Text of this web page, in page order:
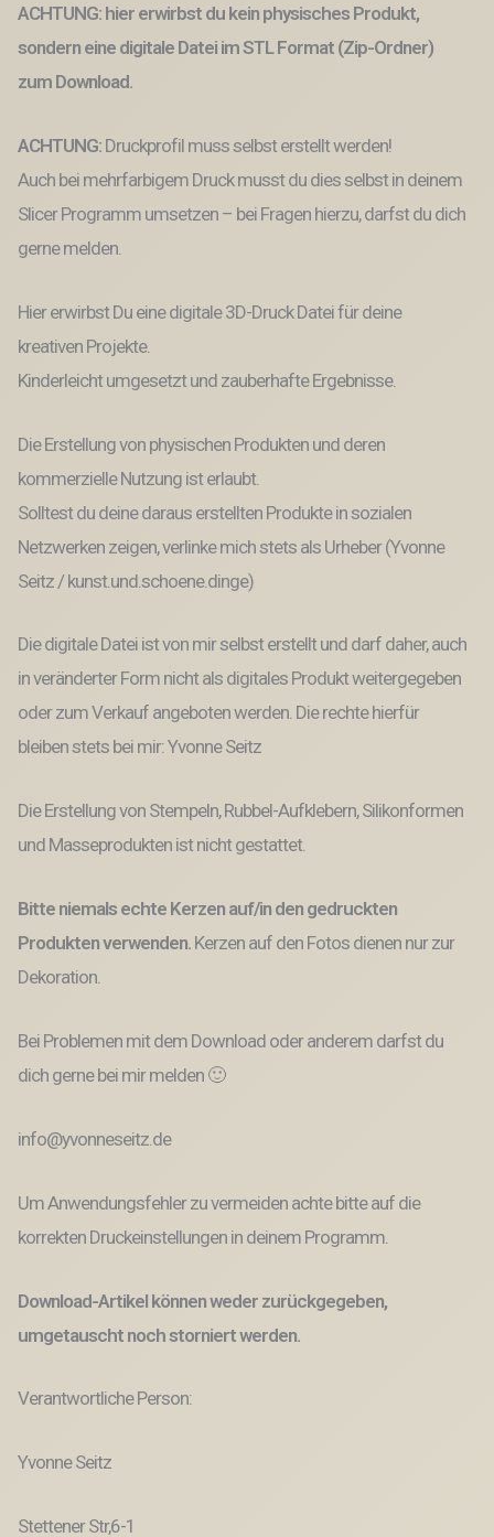
Segelboot
Flaschenpost
3D-
Menge
ACHTUNG: hier erwirbst du kein physisches Produkt,
sondern eine digitale Datei im STL Format (Zip-Ordner)
zum Download.
ACHTUNG: Druckprofil muss selbst erstellt werden!
Auch bei mehrfarbigem Druck musst du dies selbst in deinem
Slicer Programm umsetzen – bei Fragen hierzu, darfst du dich
gerne melden.
Hier erwirbst Du eine digitale 3D-Druck Datei für deine
kreativen Projekte.
Kinderleicht umgesetzt und zauberhafte Ergebnisse.
Die Erstellung von physischen Produkten und deren
kommerzielle Nutzung ist erlaubt.
Solltest du deine daraus erstellten Produkte in sozialen
Netzwerken zeigen, verlinke mich stets als Urheber (Yvonne
Seitz / kunst.und.schoene.dinge)
Die digitale Datei ist von mir selbst erstellt und darf daher, auch
in veränderter Form nicht als digitales Produkt weitergegeben
oder zum Verkauf angeboten werden. Die rechte hierfür
bleiben stets bei mir: Yvonne Seitz
Die Erstellung von Stempeln, Rubbel-Aufklebern, Silikonformen
und Masseprodukten ist nicht gestattet.
Bitte niemals echte Kerzen auf/in den gedruckten
Produkten verwenden. Kerzen auf den Fotos dienen nur zur
Dekoration.
Bei Problemen mit dem Download oder anderem darfst du
dich gerne bei mir melden 🙂
info@yvonneseitz.de
Um Anwendungsfehler zu vermeiden achte bitte auf die
korrekten Druckeinstellungen in deinem Programm.
Download-Artikel können weder zurückgegeben,
umgetauscht noch storniert werden.
Verantwortliche Person:
Yvonne Seitz
Stettener Str,6-1